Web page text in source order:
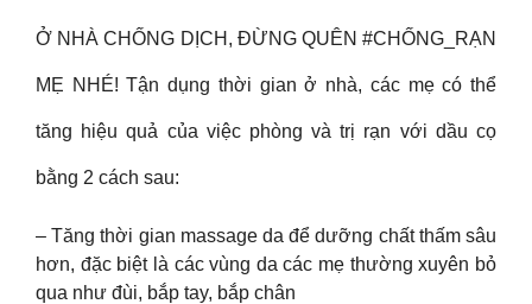
Ở NHÀ CHỐNG DỊCH, ĐỪNG QUÊN #CHỐNG_RẠN
MẸ NHÉ! Tận dụng thời gian ở nhà, các mẹ có thể
tăng hiệu quả của việc phòng và trị rạn với dầu cọ
bằng 2 cách sau:
– Tăng thời gian massage da để dưỡng chất thấm sâu
hơn, đặc biệt là các vùng da các mẹ thường xuyên bỏ
qua như đùi, bắp tay, bắp chân